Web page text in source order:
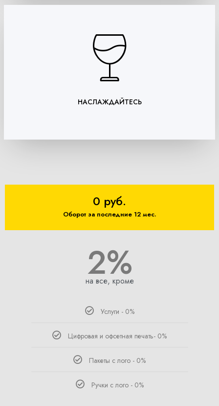
НАСЛАЖДАЙТЕСЬ
0 руб.
Оборот за последние 12 мес.
2%
на все, кроме
Услуги - 0%
Цифровая и офсетная печать- 0%
Пакеты с лого - 0%
Ручки с лого - 0%